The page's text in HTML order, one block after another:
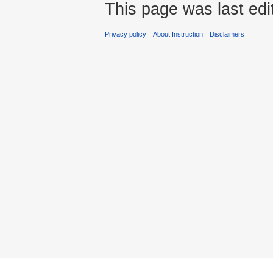
This page was last
Privacy policy About Instruction Disclaimers